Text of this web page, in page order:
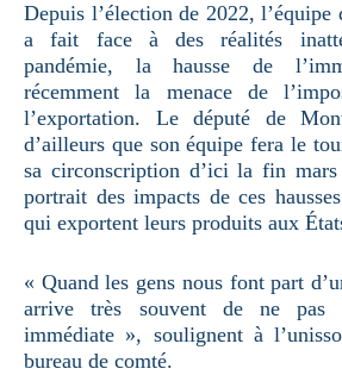
Depuis l’élection de 2022, l’équipe
a fait face à des réalités
pandémie, la hausse de
récemment la menace de
l’exportation. Le député de
d’ailleurs que son équipe fera le
sa circonscription d’ici la fin
portrait des impacts de ces
qui exportent leurs produits aux
« Quand les gens nous font part
arrive très souvent de ne pas
immédiate », soulignent à
bureau de comté.